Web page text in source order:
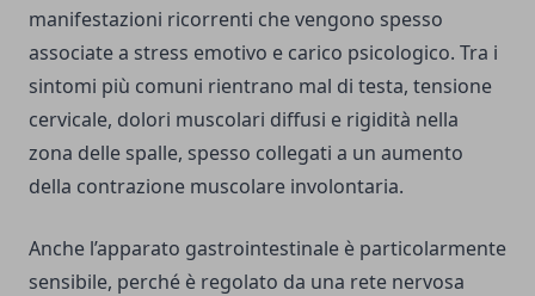
manifestazioni ricorrenti che vengono spesso
associate a stress emotivo e carico psicologico. Tra i
sintomi più comuni rientrano mal di testa, tensione
cervicale, dolori muscolari diffusi e rigidità nella
zona delle spalle, spesso collegati a un aumento
della contrazione muscolare involontaria.
Anche l’apparato gastrointestinale è particolarmente
sensibile, perché è regolato da una rete nervosa